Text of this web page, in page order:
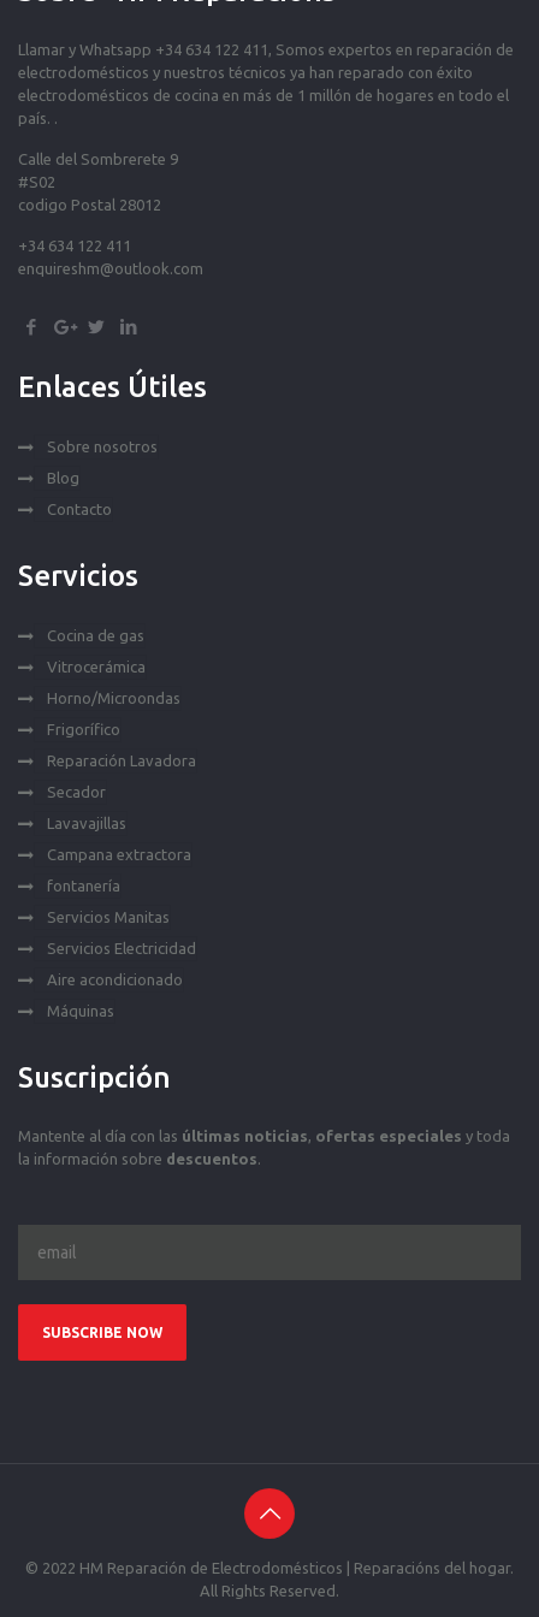
Llamar y Whatsapp +34 634 122 411, Somos expertos en reparación de
electrodomésticos y nuestros técnicos ya han reparado con éxito
electrodomésticos de cocina en más de 1 millón de hogares en todo el
país. .
Calle del Sombrerete 9
#S02
codigo Postal 28012
+34 634 122 411
enquireshm@outlook.com
Enlaces Útiles
Sobre nosotros
Blog
Contacto
Servicios
Cocina de gas
Vitrocerámica
Horno/Microondas
Frigorífico
Reparación Lavadora
Secador
Lavavajillas
Campana extractora
fontanería
Servicios Manitas
Servicios Electricidad
Aire acondicionado
Máquinas
Suscripción
Mantente al día con las últimas noticias, ofertas especiales y toda
la información sobre descuentos.
© 2022 HM Reparación de Electrodomésticos | Reparacións del hogar.
All Rights Reserved.